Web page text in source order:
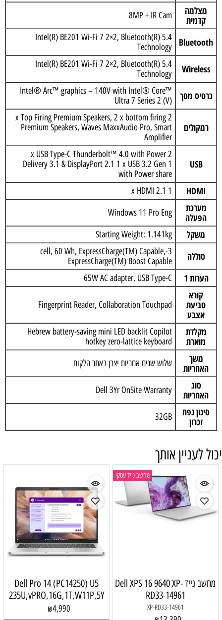
מצלמה
קדמית
8MP + IR Cam
Bluetooth
Intel(R) BE201 Wi-Fi 7 2×2, Bluetooth(R) 5.4
Technology
Wireless
Intel(R) BE201 Wi-Fi 7 2×2, Bluetooth(R) 5.4
Technology
כרטיס מסך
Intel® Arc™ graphics – 140V with Intel® Core™
Ultra 7 Series 2 (V)
רמקולים
2 x Top Firing Premium Speakers, 2 x bottom firing
Premium Speakers, Waves MaxxAudio Pro, Smart
Amplifier
USB
2 x USB Type-C Thunderbolt™ 4.0 with Power
Delivery 3.1 & DisplayPort 2.1 1 x USB 3.2 Gen 1
with Power share
HDMI
1 x HDMI 2.1
מערכת
הפעלה
Windows 11 Pro Eng
משקל Starting Weight: 1.141kg
סוללה
3-cell, 60 Wh, ExpressCharge(TM) Capable,
ExpressCharge(TM) Boost Capable
הערות 1 65W AC adapter, USB Type-C
קורא
טביעת
אצבע
Fingerprint Reader, Collaboration Touchpad
מקלדת
מוארת
Hebrew battery-saving mini LED backlit Copilot
hotkey zero-lattice keyboard
משך
האחריות
שלוש שנים אחריות יצרן באתר הלקוח
סוג
האחריות
Dell 3Yr OnSite Warranty
סינון נפח
זכרון
32GB
יכול לעניין אותך
מחשב נייד עסקי
מחשב נייד Dell XPS 16 9640 XP-
RD33-14961
XP-RD33-14961
Dell Pro 14 (PC14250) U5
235U,vPRO,16G,1T,W11P,5Y
₪4,990